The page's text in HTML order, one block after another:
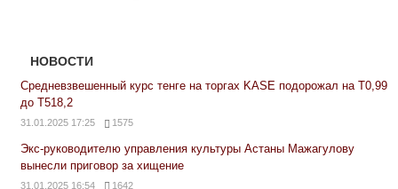
НОВОСТИ
Средневзвешенный курс тенге на торгах KASE подорожал на Т0,99
до Т518,2
31.01.2025 17:25 1575
Экс-руководителю управления культуры Астаны Мажагулову
вынесли приговор за хищение
31.01.2025 16:54 1642